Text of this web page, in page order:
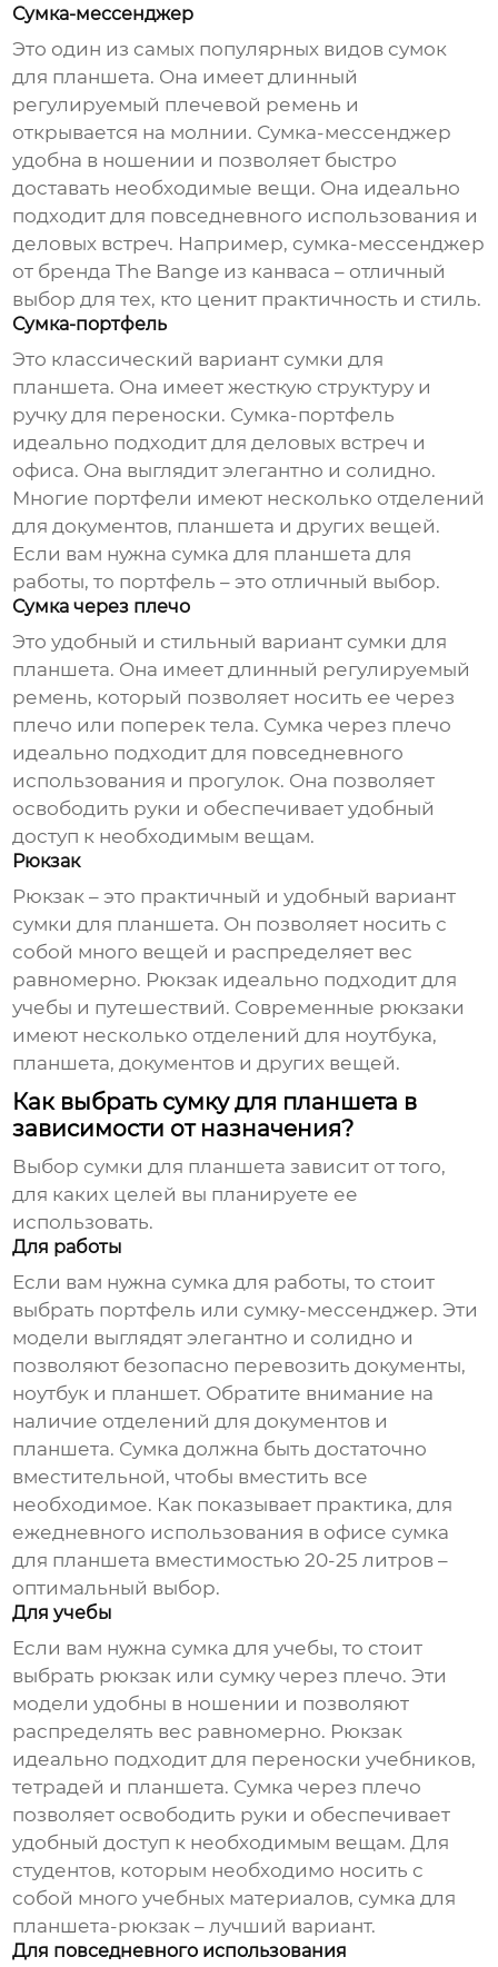
Сумка-мессенджер
Это один из самых популярных видов сумок
для планшета. Она имеет длинный
регулируемый плечевой ремень и
открывается на молнии. Сумка-мессенджер
удобна в ношении и позволяет быстро
доставать необходимые вещи. Она идеально
подходит для повседневного использования и
деловых встреч. Например, сумка-мессенджер
от брендаThe Bange из канваса – отличный
выбор для тех, кто ценит практичность и стиль.
Сумка-портфель
Это классический вариант сумки для
планшета. Она имеет жесткую структуру и
ручку для переноски. Сумка-портфель
идеально подходит для деловых встреч и
офиса. Она выглядит элегантно и солидно.
Многие портфели имеют несколько отделений
для документов, планшета и других вещей.
Если вам нужна сумка для планшета для
работы, то портфель – это отличный выбор.
Сумка через плечо
Это удобный и стильный вариант сумки для
планшета. Она имеет длинный регулируемый
ремень, который позволяет носить ее через
плечо или поперек тела. Сумка через плечо
идеально подходит для повседневного
использования и прогулок. Она позволяет
освободить руки и обеспечивает удобный
доступ к необходимым вещам.
Рюкзак
Рюкзак – это практичный и удобный вариант
сумки для планшета. Он позволяет носить с
собой много вещей и распределяет вес
равномерно. Рюкзак идеально подходит для
учебы и путешествий. Современные рюкзаки
имеют несколько отделений для ноутбука,
планшета, документов и других вещей.
Как выбрать сумку для планшета в
зависимости от назначения?
Выбор сумки для планшета зависит от того,
для каких целей вы планируете ее
использовать.
Для работы
Если вам нужна сумка для работы, то стоит
выбрать портфель или сумку-мессенджер. Эти
модели выглядят элегантно и солидно и
позволяют безопасно перевозить документы,
ноутбук и планшет. Обратите внимание на
наличие отделений для документов и
планшета. Сумка должна быть достаточно
вместительной, чтобы вместить все
необходимое. Как показывает практика, для
ежедневного использования в офисе сумка
для планшета вместимостью 20-25 литров –
оптимальный выбор.
Для учебы
Если вам нужна сумка для учебы, то стоит
выбрать рюкзак или сумку через плечо. Эти
модели удобны в ношении и позволяют
распределять вес равномерно. Рюкзак
идеально подходит для переноски учебников,
тетрадей и планшета. Сумка через плечо
позволяет освободить руки и обеспечивает
удобный доступ к необходимым вещам. Для
студентов, которым необходимо носить с
собой много учебных материалов, сумка для
планшета-рюкзак – лучший вариант.
Для повседневного использования